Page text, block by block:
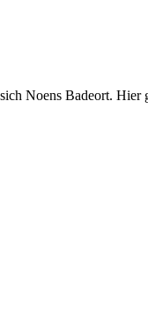
Noens Badeort.